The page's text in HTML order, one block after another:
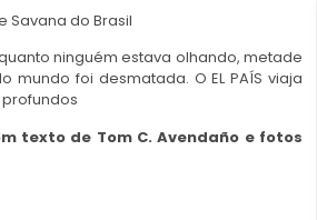
Savana do Brasil
ninguém estava olhando, metade
mundo foi desmatada. O EL PAÍS viaja
texto de Tom C. Avendaño e fotos